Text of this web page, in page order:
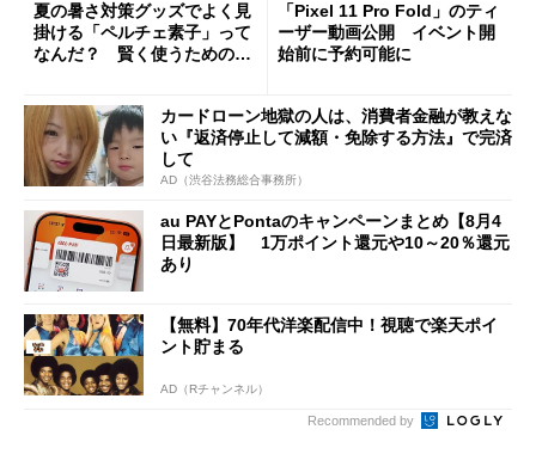
夏の暑さ対策グッズでよく見
掛ける「ペルチェ素子」って
なんだ？ 賢く使うための注
「Pixel 11 Pro Fold」のティ
ーザー動画公開 イベント開
始前に予約可能に
カードローン地獄の人は、消費者金融が教えな
い『返済停止して減額・免除する方法』で完済
して
AD（渋谷法務総合事務所）
au PAYとPontaのキャンペーンまとめ【8月4
日最新版】 1万ポイント還元や10～20％還元
あり
【無料】70年代洋楽配信中！視聴で楽天ポイ
ント貯まる
AD（Rチャンネル）
Recommended by